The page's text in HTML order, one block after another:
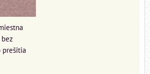
prešitia